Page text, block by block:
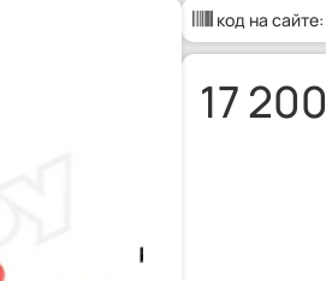
код на сайте:
17 200